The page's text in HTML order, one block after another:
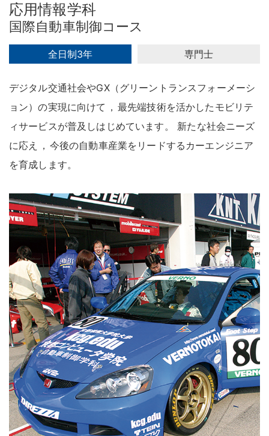
応用情報学科
国際自動車制御コース
全日制3年 専門士
デジタル交通社会やGX（グリーントランスフォーメーシ
ョン）の実現に向けて ， 最先端技術を活かしたモビリテ
ィサービスが普及しはじめています。
新たな社会ニーズ
に応え
， 今後の自動車産業をリードするカーエンジニア
を育成します。